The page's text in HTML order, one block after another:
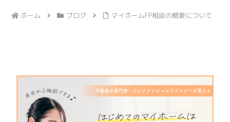
ホーム ブログ マイホームFP相談の概要について